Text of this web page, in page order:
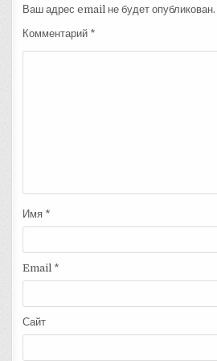
Ваш адрес email не будет опубликован.
Комментарий *
Имя *
Email *
Сайт